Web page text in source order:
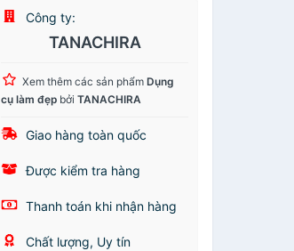
Công ty:
TANACHIRA
Xem thêm các sản phẩmDụng
cụ làm đẹp bởiTANACHIRA
Giao hàng toàn quốc
Được kiểm tra hàng
Thanh toán khi nhận hàng
Chất lượng, Uy tín